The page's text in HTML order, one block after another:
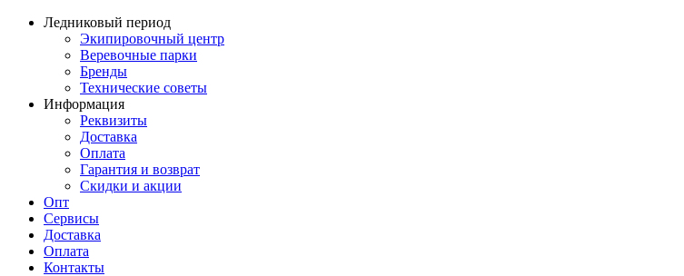
Ледниковый период
Экипировочный центр
Веревочные парки
Бренды
Технические советы
Информация
Реквизиты
Доставка
Оплата
Гарантия и возврат
Скидки и акции
Опт
Сервисы
Доставка
Оплата
Контакты